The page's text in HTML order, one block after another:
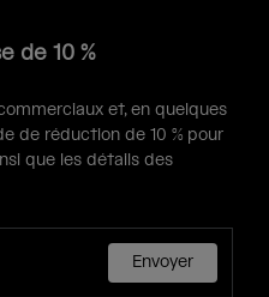
de 10 %
et, en quelques
de réduction de 10 % pour
que les détails des
Envoyer